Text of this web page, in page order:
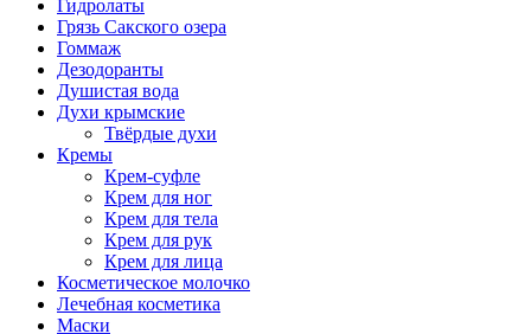
Гидролаты
Грязь Сакского озера
Гоммаж
Дезодоранты
Душистая вода
Духи крымские
Твёрдые духи
Кремы
Крем-суфле
Крем для ног
Крем для тела
Крем для рук
Крем для лица
Косметическое молочко
Лечебная косметика
Маски